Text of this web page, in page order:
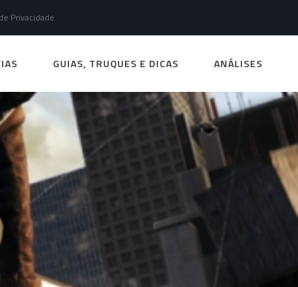
Privacidade
GUIAS, TRUQUES E DICAS ANÁLISES